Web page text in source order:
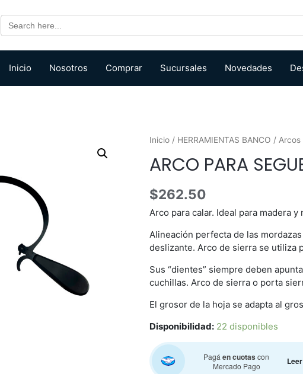
Search
for:
Inicio Nosotros Comprar Sucursales Novedades
Inicio/ HERRAMIENTAS BANCO / Arcos
ARCO PARA
$262.50
Arco para calar. Ideal para madera y
Alineación perfecta de las
deslizante. Arco de sierra se utiliza
Sus “dientes” siempre deben
cuchillas. Arco de sierra o porta
El grosor de la hoja se adapta al
Disponibilidad: 22 disponibles
Pagá en cuotas con
Mercado Pago